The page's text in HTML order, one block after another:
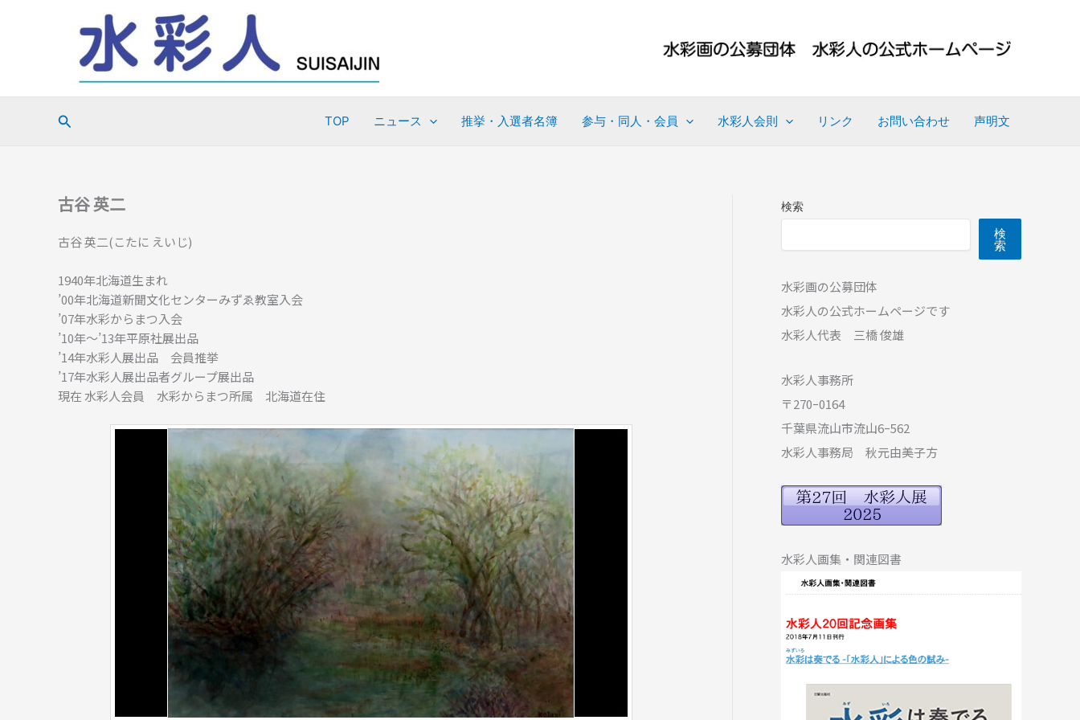
検
TOP ニュース 推挙・入選者名簿 参与・同人・会員 水彩人会則 リンク お問い合わせ 声明文
古谷 英二
古谷 英二(こたに えいじ)
1940年北海道生まれ
’00年北海道新聞文化センターみずゑ教室入会
’07年水彩からまつ入会
’10年～’13年平原社展出品
’14年水彩人展出品 会員推挙
’17年水彩人展出品者グループ展出品
現在 水彩人会員 水彩からまつ所属 北海道在住
検索
検
索
水彩画の公募団体
水彩人の公式ホームページです
水彩人代表 三橋 俊雄
水彩人事務所
〒270ｰ0164
千葉県流山市流山6ｰ562
水彩人事務局 秋元由美子方
水彩人画集・関連図書